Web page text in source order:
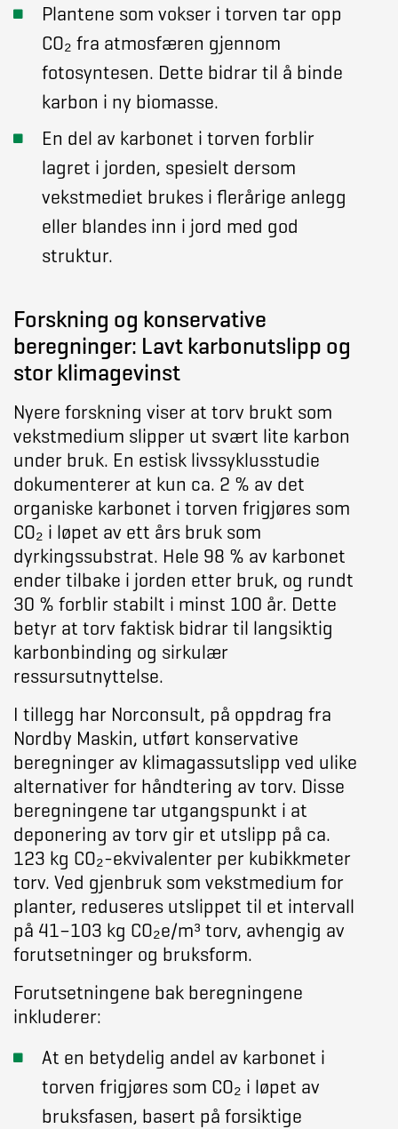
Plantene som vokser i torven tar opp
CO₂ fra atmosfæren gjennom
fotosyntesen. Dette bidrar til å binde
karbon i ny biomasse.
En del av karbonet i torven forblir
lagret i jorden, spesielt dersom
vekstmediet brukes i flerårige anlegg
eller blandes inn i jord med god
struktur.
Forskning og konservative
beregninger: Lavt karbonutslipp og
stor klimagevinst
Nyere forskning viser at torv brukt som
vekstmedium slipper ut svært lite karbon
under bruk. En estisk livssyklusstudie
dokumenterer at kun ca. 2 % av det
organiske karbonet i torven frigjøres som
CO₂ i løpet av ett års bruk som
dyrkingssubstrat. Hele 98 % av karbonet
ender tilbake i jorden etter bruk, og rundt
30 % forblir stabilt i minst 100 år. Dette
betyr at torv faktisk bidrar til langsiktig
karbonbinding og sirkulær
ressursutnyttelse.
I tillegg har Norconsult, på oppdrag fra
Nordby Maskin, utført konservative
beregninger av klimagassutslipp ved ulike
alternativer for håndtering av torv. Disse
beregningene tar utgangspunkt i at
deponering av torv gir et utslipp på ca.
123 kg CO₂-ekvivalenter per kubikkmeter
torv. Ved gjenbruk som vekstmedium for
planter, reduseres utslippet til et intervall
på 41–103 kg CO₂e/m³ torv, avhengig av
forutsetninger og bruksform.
Forutsetningene bak beregningene
inkluderer:
At en betydelig andel av karbonet i
torven frigjøres som CO₂ i løpet av
bruksfasen, basert på forsiktige